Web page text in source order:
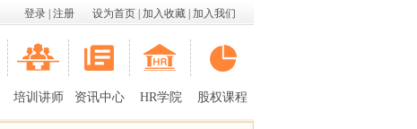
设为首页 加入收藏 加入我们
登录 注册
培训讲师 资讯中心 HR学院 股权课程